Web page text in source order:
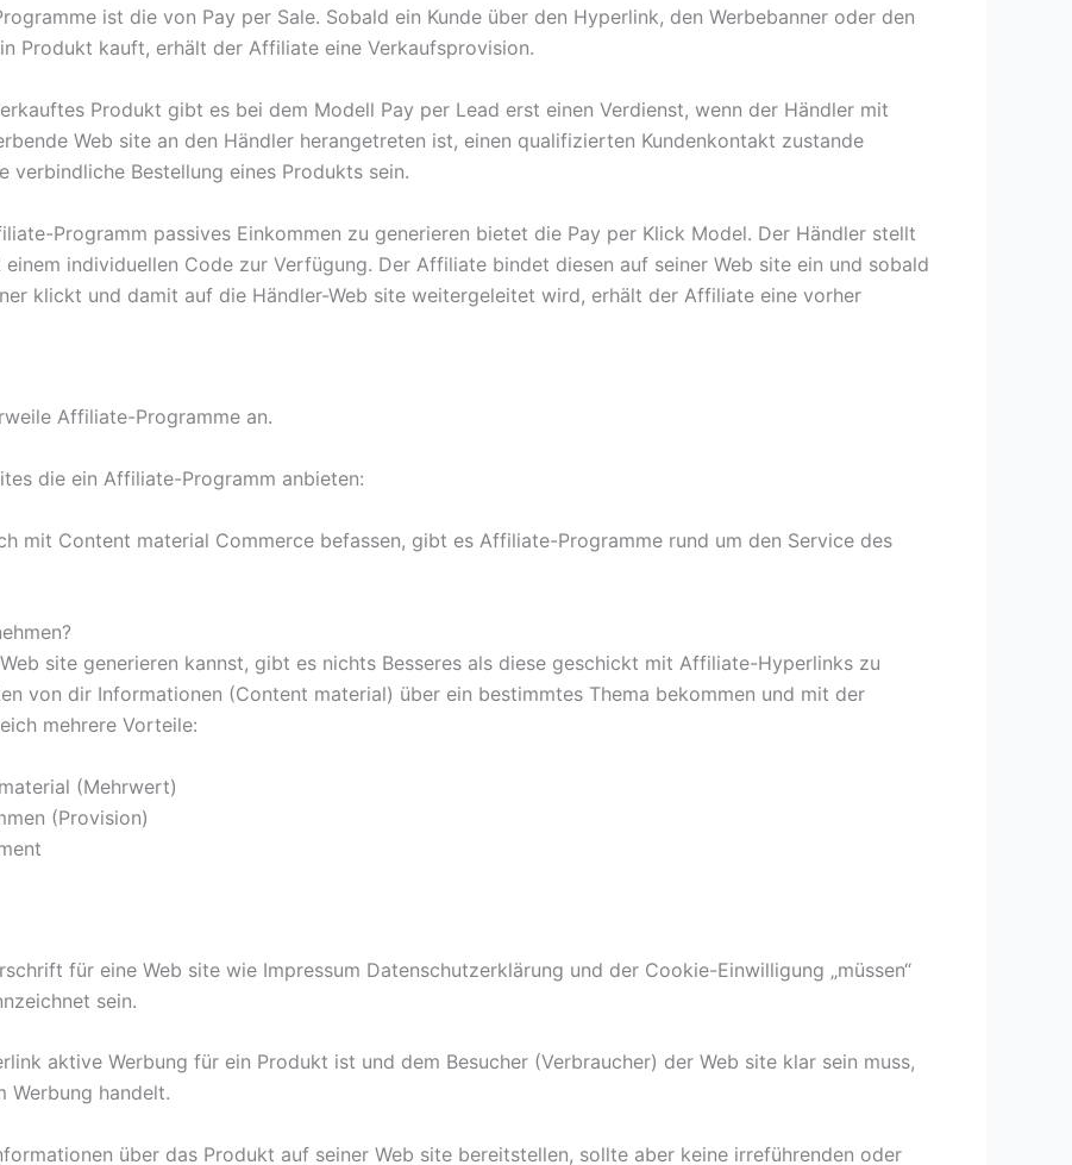
ist die von Pay per Sale. Sobald ein Kunde über den Hyperlink, den Werbebanner oder den
Produkt kauft, erhält der Affiliate eine Verkaufsprovision.
Produkt gibt es bei dem Modell Pay per Lead erst einen Verdienst, wenn der Händler mit
Web site an den Händler herangetreten ist, einen qualifizierten Kundenkontakt zustande
verbindliche Bestellung eines Produkts sein.
Programm passives Einkommen zu generieren bietet die Pay per Klick Model. Der Händler stellt
individuellen Code zur Verfügung. Der Affiliate bindet diesen auf seiner Web site ein und sobald
klickt und damit auf die Händler-Web site weitergeleitet wird, erhält der Affiliate eine vorher
Affiliate-Programme an.
die ein Affiliate-Programm anbieten:
mit Content material Commerce befassen, gibt es Affiliate-Programme rund um den Service des
site generieren kannst, gibt es nichts Besseres als diese geschickt mit Affiliate-Hyperlinks zu
von dir Informationen (Content material) über ein bestimmtes Thema bekommen und mit der
mehrere Vorteile:
(Mehrwert)
(Provision)
für eine Web site wie Impressum Datenschutzerklärung und der Cookie-Einwilligung „müssen“
sein.
aktive Werbung für ein Produkt ist und dem Besucher (Verbraucher) der Web site klar sein muss,
Werbung handelt.
über das Produkt auf seiner Web site bereitstellen, sollte aber keine irreführenden oder